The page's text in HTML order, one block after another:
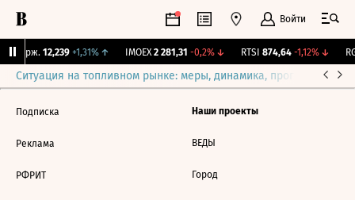
Войти
Бирж. 12,239 +1,31%↑ IMOEX 2 281,31 -0,2%↓ RTSI 874,64 -1,12%↓
Ситуация на топливном рынке: меры, динамика, прогнозы
Подписка
Реклама
РФРИТ
Наши проекты
ВЕДЫ
Город